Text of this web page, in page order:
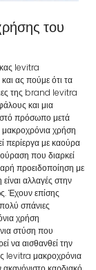
του
levitra
ας πούμε ότι τα
της brand levitra
και μια
πρόσωπο μετά
χρήση
περίεργα με καούρα
που διαρκεί
προειδοποίηση με
αλλαγές στην
Έχουν επίσης
σπάνιες
χρήση
στύση που
να αισθανθεί την
levitra μακροχρόνια